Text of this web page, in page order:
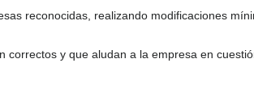
reconocidas, realizando modificaciones
y que aludan a la empresa en